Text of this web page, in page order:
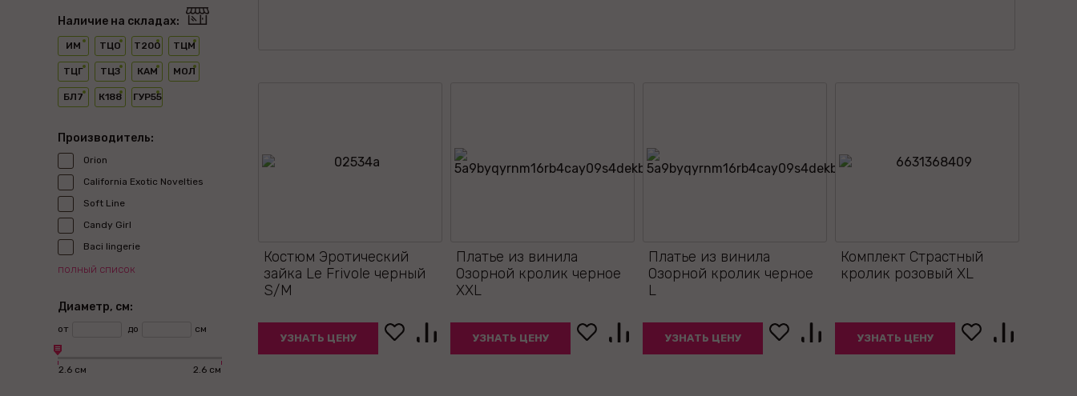
Наличие на складах:
ИМ ТЦО Т200 ТЦМ
ТЦГ ТЦЗ КАМ МОЛ
БЛ7 К188 ГУР55
Производитель:
Orion
California Exotic Novelties
Soft Line
Candy Girl
Baci lingerie
полный список
Диаметр, см:
от до см
2.6 см 2.6 см
Костюм Эротический
зайка Le Frivole черный
S/M
УЗНАТЬ ЦЕНУ
Платье из винила
Озорной кролик черное
XXL
УЗНАТЬ ЦЕНУ
Платье из винила
Озорной кролик черное
L
УЗНАТЬ ЦЕНУ
Комплект Страстный
кролик розовый XL
УЗНАТЬ ЦЕНУ